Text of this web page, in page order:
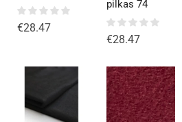
€28.47
pilkas 74
€28.47